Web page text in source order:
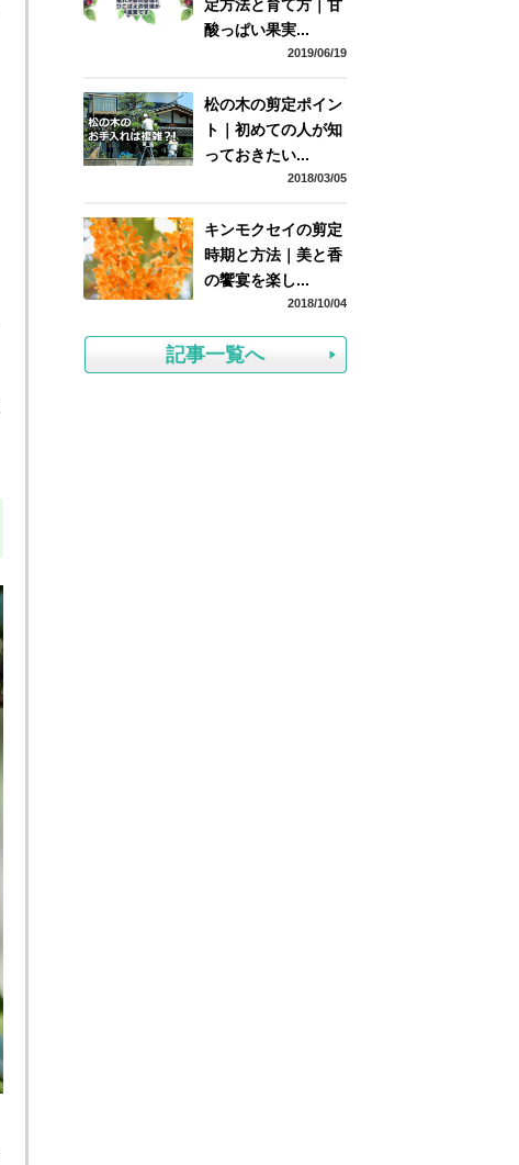
定方法と育て方｜甘
酸っぱい果実...
2019/06/19
松の木の剪定ポイン
ト｜初めての人が知
っておきたい...
2018/03/05
キンモクセイの剪定
時期と方法｜美と香
の饗宴を楽し...
2018/10/04
記事一覧へ